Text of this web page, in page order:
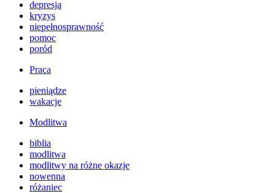
depresja
kryzys
niepełnosprawność
pomoc
poród
Praca
pieniądze
wakacje
Modlitwa
biblia
modlitwa
modlitwy na różne okazje
nowenna
różaniec